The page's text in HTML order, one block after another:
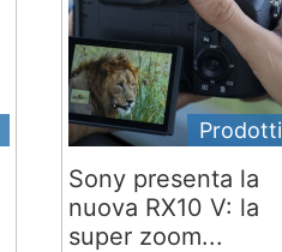
Prodotti
Sony presenta la
nuova RX10 V: la
super zoom...